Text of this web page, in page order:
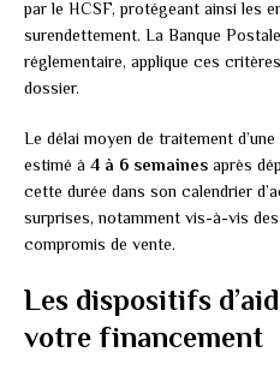
par le HCSF, protégeant ainsi les
surendettement. La Banque
réglementaire, applique ces
dossier.
Le délai moyen de traitement
estimé à 4 à 6 semaines après
cette durée dans son calendrier
surprises, notamment vis-à-vis
compromis de vente.
Les dispositifs
votre financement